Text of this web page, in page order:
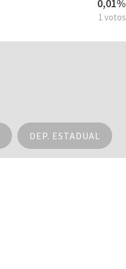
0,01%
1 votos
DEP. ESTADUAL